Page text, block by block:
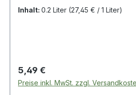
Haushalt · pflegt, schützt und
ungeeignete Öle, neutralisiert
lebensmittelecht, besonders
Inhalt: 0.2 Liter (27,45 € / 1 Liter)
Regulärer Preis:
5,49 €
Preise inkl. MwSt. zzgl.